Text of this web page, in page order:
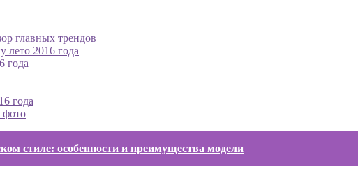
главных трендов
лето 2016 года
года
года
фото
стиле: особенности и преимущества модели